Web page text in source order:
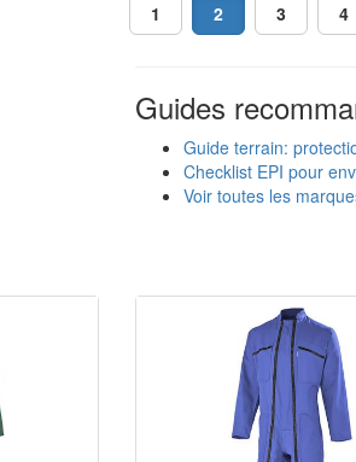
1 2 3 4
Guides
Guide terrain:
Checklist EPI pour
Voir toutes les